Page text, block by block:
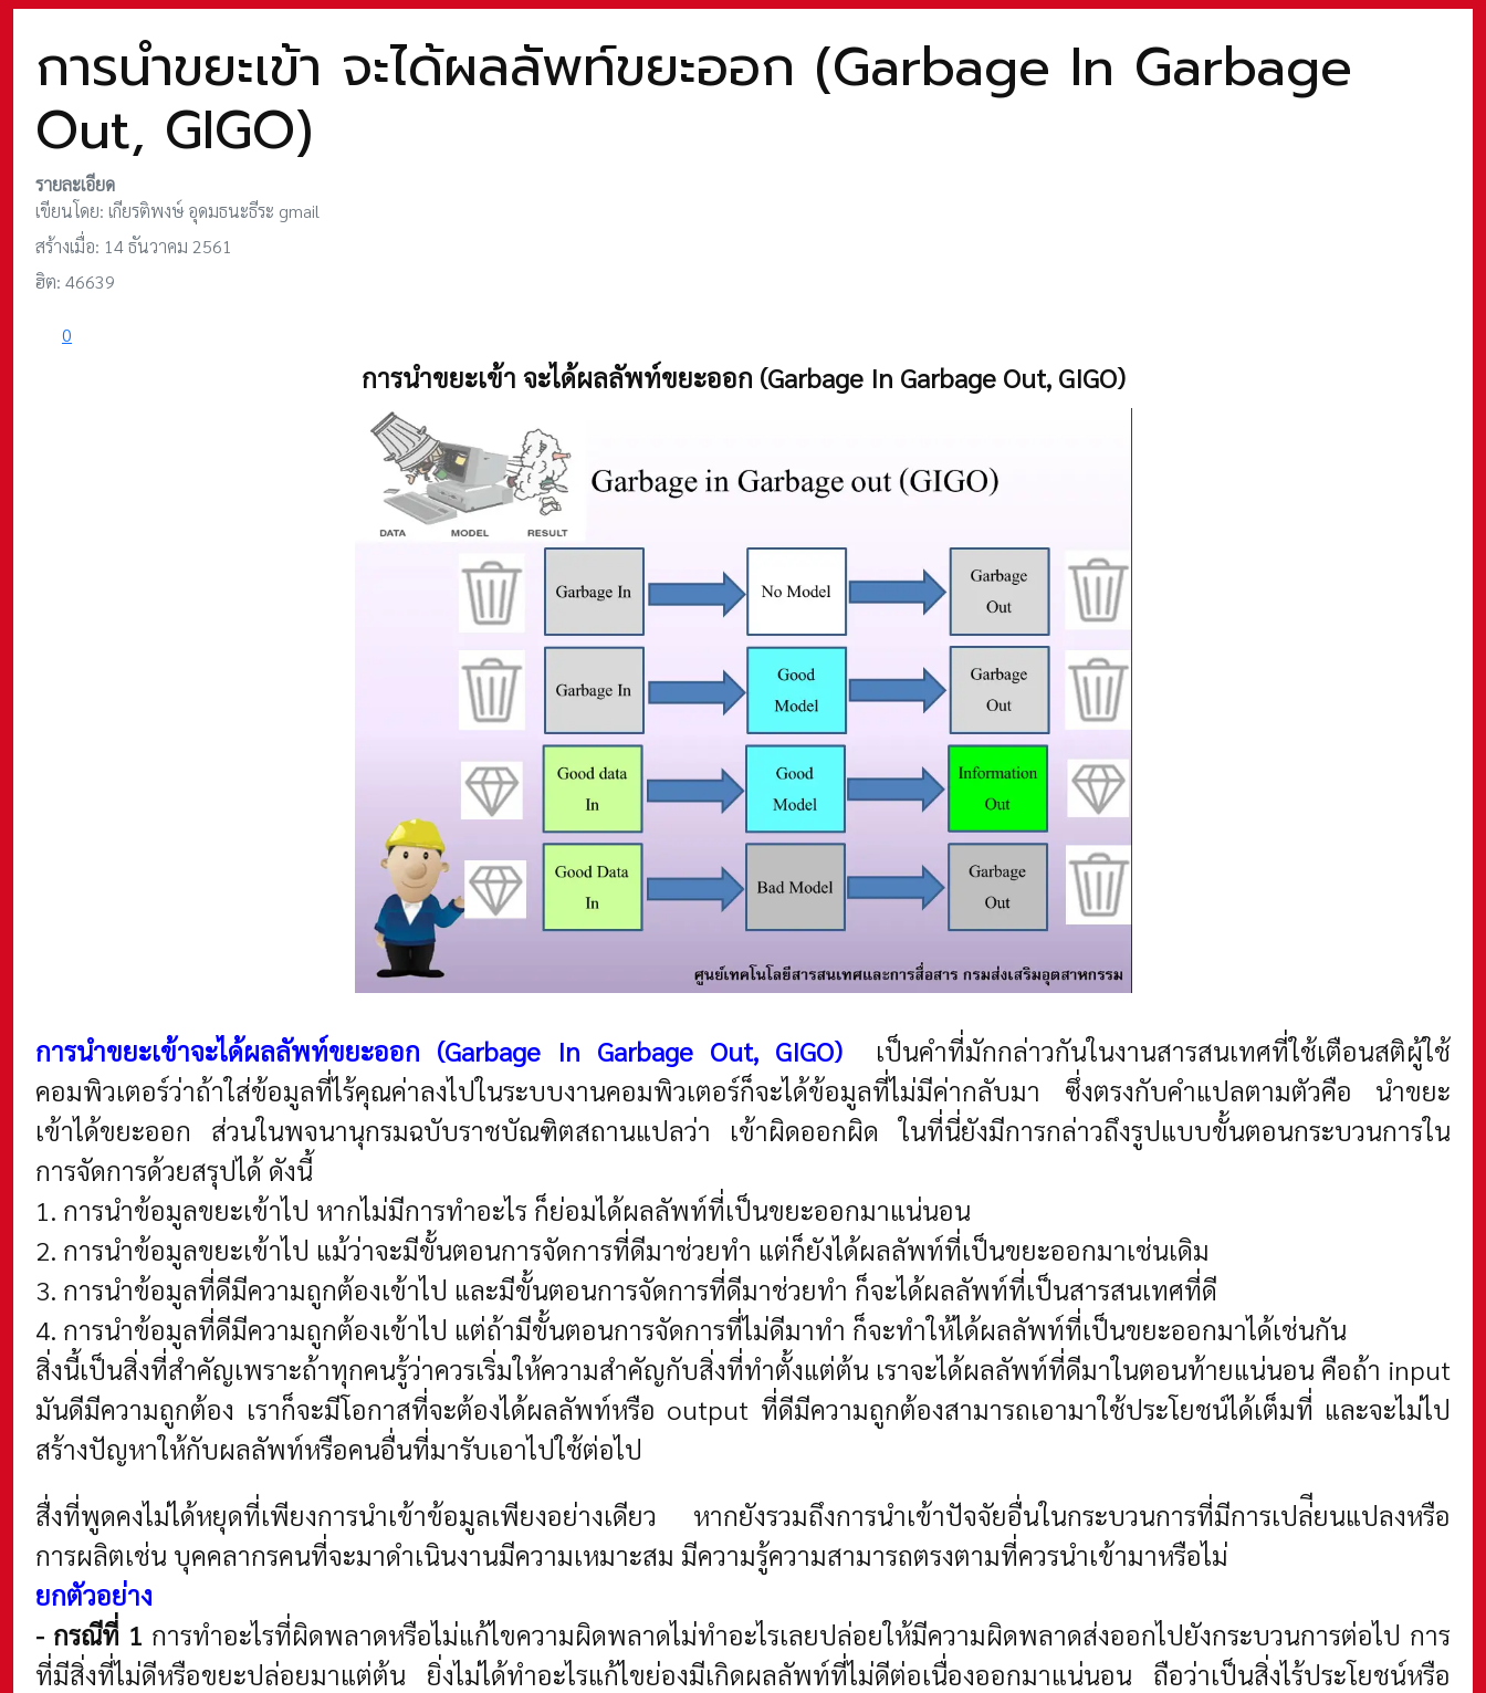
การนำขยะเข้า จะได้ผลลัพท์ขยะออก (Garbage In Garbage
Out, GIGO)
รายละเอียด
เขียนโดย: เกียรติพงษ์ อุดมธนะธีระ gmail
สร้างเมื่อ: 14 ธันวาคม 2561
ฮิต: 46639
0
การนำขยะเข้า จะได้ผลลัพท์ขยะออก (Garbage In Garbage Out, GIGO)
การนำขยะเข้าจะได้ผลลัพท์ขยะออก (Garbage In Garbage Out, GIGO)
เป็นคำที่มักกล่าวกันในงานสารสนเทศที่ใช้เตือนสติผู้ใช้
คอมพิวเตอร์ว่าถ้าใส่ข้อมูลที่ไร้คุณค่าลงไปในระบบงานคอมพิวเตอร์ก็จะได้ข้อมูลที่ไม่มีค่ากลับมา ซึ่งตรงกับคำแปลตามตัวคือ นำขยะ
เข้าได้ขยะออก ส่วนในพจนานุกรมฉบับราชบัณฑิตสถานแปลว่า เข้าผิดออกผิด ในที่นี่ยังมีการกล่าวถึงรูปแบบขั้นตอนกระบวนการใน
การจัดการด้วยสรุปได้ ดังนี้
1. การนำข้อมูลขยะเข้าไป หากไม่มีการทำอะไร ก็ย่อมได้ผลลัพท์ที่เป็นขยะออกมาแน่นอน
2. การนำข้อมูลขยะเข้าไป แม้ว่าจะมีขั้นตอนการจัดการที่ดีมาช่วยทำ แต่ก็ยังได้ผลลัพท์ที่เป็นขยะออกมาเช่นเดิม
3. การนำข้อมูลที่ดีมีความถูกต้องเข้าไป และมีขั้นตอนการจัดการที่ดีมาช่วยทำ ก็จะได้ผลลัพท์ที่เป็นสารสนเทศที่ดี
4. การนำข้อมูลที่ดีมีความถูกต้องเข้าไป แต่ถ้ามีขั้นตอนการจัดการที่ไม่ดีมาทำ ก็จะทำให้ได้ผลลัพท์ที่เป็นขยะออกมาได้เช่นกัน
สิ่งนี้เป็นสิ่งที่สำคัญเพราะถ้าทุกคนรู้ว่าควรเริ่มให้ความสำคัญกับสิ่งที่ทำตั้งแต่ต้น เราจะได้ผลลัพท์ที่ดีมาในตอนท้ายแน่นอน คือถ้า input
มันดีมีความถูกต้อง เราก็จะมีโอกาสที่จะต้องได้ผลลัพท์หรือ output ที่ดีมีความถูกต้องสามารถเอามาใช้ประโยชน์ได้เต็มที่ และจะไม่ไป
สร้างปัญหาให้กับผลลัพท์หรือคนอื่นที่มารับเอาไปใช้ต่อไป
สื่งที่พูดคงไม่ได้หยุดที่เพียงการนำเข้าข้อมูลเพียงอย่างเดียว หากยังรวมถึงการนำเข้าปัจจัยอื่นในกระบวนการที่มีการเปล่ียนแปลงหรือ
การผลิตเช่น บุคคลากรคนที่จะมาดำเนินงานมีความเหมาะสม มีความรู้ความสามารถตรงตามที่ควรนำเข้ามาหรือไม่
ยกตัวอย่าง
- กรณีที่ 1 การทำอะไรที่ผิดพลาดหรือไม่แก้ไขความผิดพลาดไม่ทำอะไรเลยปล่อยให้มีความผิดพลาดส่งออกไปยังกระบวนการต่อไป การ
ที่มีสิ่งที่ไม่ดีหรือขยะปล่อยมาแต่ต้น ยิ่งไม่ได้ทำอะไรแก้ไขย่องมีเกิดผลลัพท์ที่ไม่ดีต่อเนื่องออกมาแน่นอน ถือว่าเป็นสิ่งไร้ประโยชน์หรือ